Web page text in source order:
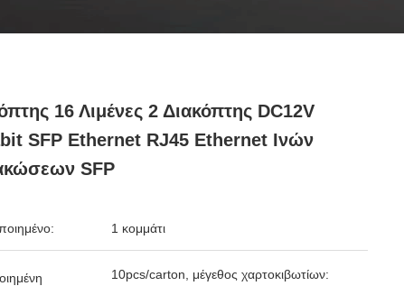
16 Λιμένες 2 Διακόπτης DC12V
SFP Ethernet RJ45 Ethernet Ινών
SFP
1 κομμάτι
10pcs/carton, μέγεθος χαρτοκιβωτίων: